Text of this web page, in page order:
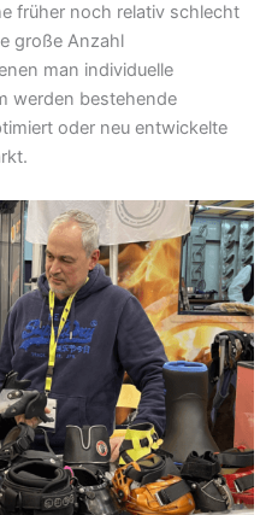
früher noch relativ schlecht
große Anzahl
man individuelle
werden bestehende
oder neu entwickelte